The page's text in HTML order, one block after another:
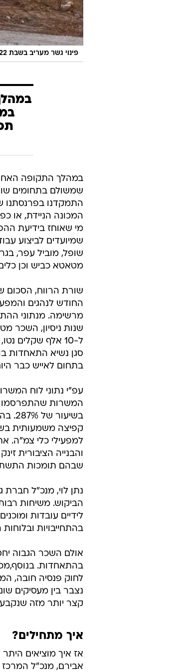
במהלך התקופה
שמשולם בתחומים
התמקדנו בפרנסתנו
המכונה הניידת, או
מי שאוחז בידיעת
שמיועדים לביצוע
שופל, מוביל עפר,
שורת הרווח, הסכום
החודש לנהגים
מרשימה. מנתוני
שנות ניסיון, השכר
ל-10 אלף שקלים
סגן נשיא התאחדות
המשרות שהתפרסמו
למפעילי כלי צמ"ה.
והבנייה הציבורית
שבהם תומכות
נתן לוי, מנכ"ל
הביקוש. משיחות
בהתחייבויות
אולם השכר הגבוה